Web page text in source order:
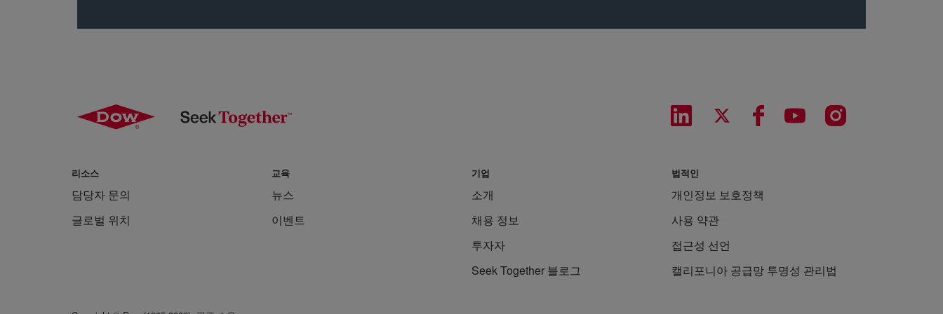
리소스
담당자 문의
글로벌 위치
교육
뉴스
이벤트
기업
소개
채용 정보
투자자
Seek Together 블로그
법적인
개인정보 보호정책
사용 약관
접근성 선언
캘리포니아 공급망 투명성 관리법